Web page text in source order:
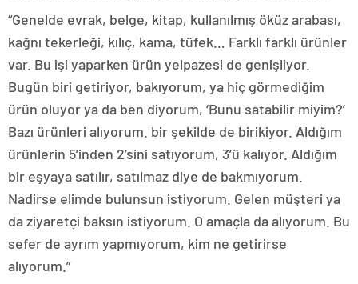
“Genelde evrak, belge, kitap, kullanılmış öküz arabası,
kağnı tekerleği, kılıç, kama, tüfek… Farklı farklı ürünler
var. Bu işi yaparken ürün yelpazesi de genişliyor.
Bugün biri getiriyor, bakıyorum, ya hiç görmediğim
ürün oluyor ya da ben diyorum, ‘Bunu satabilir miyim?’
Bazı ürünleri alıyorum. bir şekilde de birikiyor. Aldığım
ürünlerin 5’inden 2’sini satıyorum, 3’ü kalıyor. Aldığım
bir eşyaya satılır, satılmaz diye de bakmıyorum.
Nadirse elimde bulunsun istiyorum. Gelen müşteri ya
da ziyaretçi baksın istiyorum. O amaçla da alıyorum. Bu
sefer de ayrım yapmıyorum, kim ne getirirse
alıyorum.”